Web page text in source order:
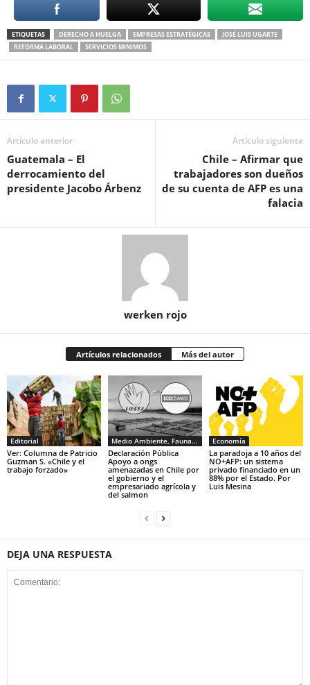
ETIQUETAS DERECHO A HUELGA EMPRESAS ESTRATÉGICAS
JOSÉ LUIS UGARTE
REFORMA LABORAL
SERVICIOS MINIMOS
Artículo anterior
Guatemala – El
derrocamiento del
presidente Jacobo Árbenz
Artículo siguiente
Chile – Afirmar que
trabajadores son dueños
de su cuenta de AFP es una
falacia
werken rojo
Artículos relacionados Más del autor
Editorial
Ver: Columna de Patricio
Guzman S. «Chile y el
trabajo forzado»
Medio Ambiente, Fauna y Sociedad
Declaración Pública
Apoyo a ongs
amenazadas en Chile por
el gobierno y el
empresariado agrícola y
del salmon
Economía
La paradoja a 10 años del
NO+AFP: un sistema
privado financiado en un
88% por el Estado. Por
Luis Mesina
DEJA UNA RESPUESTA